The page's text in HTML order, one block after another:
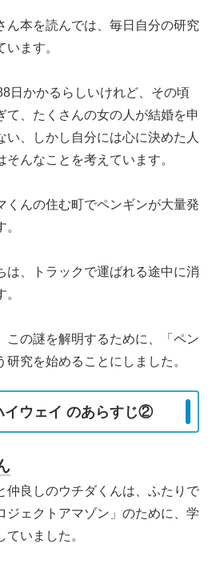
ん本を読んでは、毎日自分の研究
ます。
日かかるらしいけれど、その頃
て、たくさんの女の人が結婚を申
い、しかし自分には心に決めた人
んなことを考えています。
くんの住む町でペンギンが大量発
は、トラックで運ばれる途中に消
この謎を解明するために、「ペン
究を始めることにしました。
イウェイ のあらすじ②
仲良しのウチダくんは、ふたりで
ジェクトアマゾン」のために、学
いました。